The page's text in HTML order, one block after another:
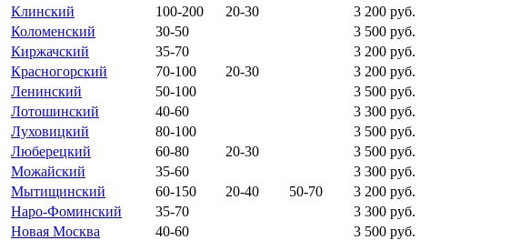
Клинский
100-200 20-30
3 200 руб.
Коломенский
30-50
3 500 руб.
Киржачский
35-70
3 200 руб.
Красногорский
70-100 20-30
3 200 руб.
Ленинский
50-100
3 500 руб.
Лотошинский
40-60
3 300 руб.
Луховицкий
80-100
3 500 руб.
Люберецкий
60-80 20-30
3 500 руб.
Можайский
35-60
3 300 руб.
Мытищинский
60-150 20-40 50-70
3 200 руб.
Наро-Фоминский
35-70
3 300 руб.
Новая Москва
40-60
3 500 руб.